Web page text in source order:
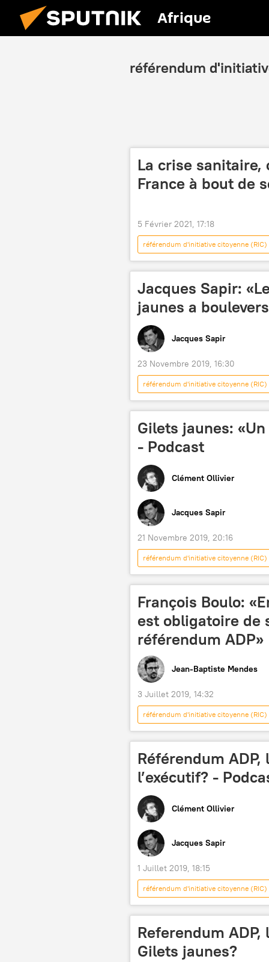
Afrique
référendum
La crise sanitaire,
France à bout de
5 Février 2021, 17:18
référendum d'initiative citoyenne (RIC)
pandémie
gilets jaunes
Jacques Sapir:
jaunes a
Jacques Sapir
23 Novembre 2019, 16:30
référendum d'initiative citoyenne (RIC)
Analyse
Opinion
Gilets jaunes:
- Podcast
Clément Ollivier
Jacques Sapir
21 Novembre 2019, 20:16
référendum d'initiative citoyenne (RIC)
grève
taxe carbone
François Boulo:
est obligatoire de
référendum ADP»
Jean-Baptiste Mendes
3 Juillet 2019, 14:32
référendum d'initiative citoyenne (RIC)
Emmanuel Macron
Edouard
Référendum
l’exécutif? -
Clément Ollivier
Jacques Sapir
1 Juillet 2019, 18:15
référendum d'initiative citoyenne (RIC)
privatisation
référendum
Referendum
Gilets jaunes?